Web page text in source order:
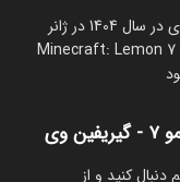
استریم ماینکرفت: داستان‌های لیمو ۷ - گیریفین وی در سال 1404 در ژانر
استریم ساخته شده است. تماشای آنلاین و رایگان Minecraft: Lemon 7
دنبال کنید و از